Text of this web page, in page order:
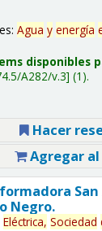
Agua y energía
disponibles
A282/v.3 (1).
Hacer
Agregar
Negro.
Eléctrica, Sociedad